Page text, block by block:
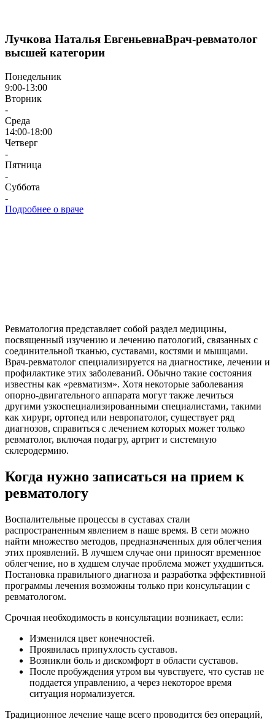
Лучкова Наталья ЕвгеньевнаВрач-ревматолог
высшей категории
Понедельник
9:00-13:00
Вторник
-
Среда
14:00-18:00
Четверг
-
Пятница
-
Суббота
-
Подробнее о враче
Ревматология представляет собой раздел медицины,
посвященный изучению и лечению патологий, связанных с
соединительной тканью, суставами, костями и мышцами.
Врач-ревматолог специализируется на диагностике, лечении и
профилактике этих заболеваний. Обычно такие состояния
известны как «ревматизм». Хотя некоторые заболевания
опорно-двигательного аппарата могут также лечиться
другими узкоспециализированными специалистами, такими
как хирург, ортопед или невропатолог, существует ряд
диагнозов, справиться с лечением которых может только
ревматолог, включая подагру, артрит и системную
склеродермию.
Когда нужно записаться на прием к
ревматологу
Воспалительные процессы в суставах стали
распространенным явлением в наше время. В сети можно
найти множество методов, предназначенных для облегчения
этих проявлений. В лучшем случае они приносят временное
облегчение, но в худшем случае проблема может ухудшиться.
Постановка правильного диагноза и разработка эффективной
программы лечения возможны только при консультации с
ревматологом.
Срочная необходимость в консультации возникает, если:
Изменился цвет конечностей.
Проявилась припухлость суставов.
Возникли боль и дискомфорт в области суставов.
После пробуждения утром вы чувствуете, что сустав не
поддается управлению, а через некоторое время
ситуация нормализуется.
Традиционное лечение чаще всего проводится без операций,